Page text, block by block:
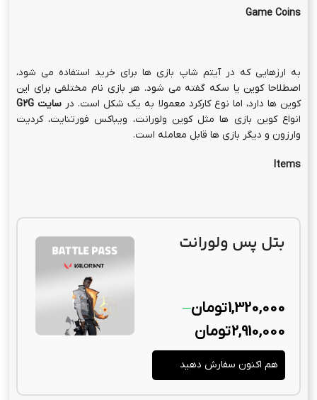
Game Coins
به ارزهایی که در آیتم شاپ بازی ها برای خرید استفاده می شود،
اصطلاحا کوین یا سکه گفته می شود. هر بازی نام مختلفی برای این
کوین ها دارد، اما نوع کارکرد معمولا به یک شکل است. در سایت G2G
انواع کوین بازی ها مثل کوین ولورانت، ویباکس فورتنایت، کردیت
وارزون و دیگر بازی ها قابل معامله است.
Items
بتل پس ولورانت
1,320,000تومان–
2,910,000تومان
هم اکنون سفارش دهید